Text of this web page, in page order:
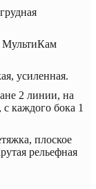
МультиКам
усиленная.
2 линии, на
каждого бока 1
плоское
рельефная